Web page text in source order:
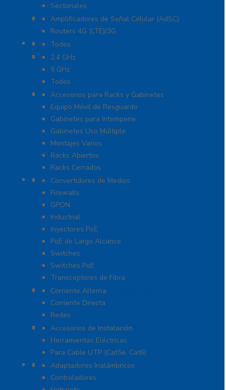
Sectoriales
Cobertura para Celular 4G LTE, 3G y Voz
Amplificadores de Señal Celular (AdSC)
Routers 4G (LTE)/3G
Enlaces de Backhaul
Todos
Enlaces PtP y PtMP
2.4 GHz
5 GHz
Todos
Racks y Gabinetes
Accesorios para Racks y Gabinetes
Equipo Móvil de Resguardo
Gabinetes para Intemperie
Gabinetes Uso Múltiple
Montajes Varios
Racks Abiertos
Racks Cerrados
Networking
Convertidores de Medios
Firewalls
GPON
Industrial
Inyectores PoE
PoE de Largo Alcance
Switches
Switches PoE
Transceptores de Fibra
Protección Contra Descargas
Corriente Alterna
Corriente Directa
Redes
Herramientas
Accesorios de Instalación
Herramientas Eléctricas
Para Cable UTP (Cat5e, Cat6)
Redes WIFI
Adaptadores Inalámbricos
Controladores